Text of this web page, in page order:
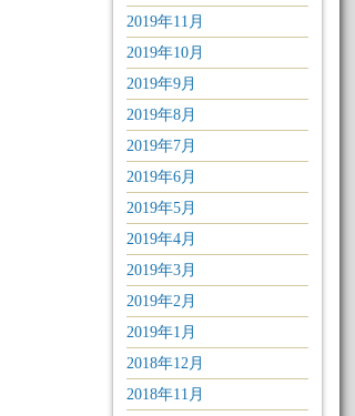
2019年11月
2019年10月
2019年9月
2019年8月
2019年7月
2019年6月
2019年5月
2019年4月
2019年3月
2019年2月
2019年1月
2018年12月
2018年11月